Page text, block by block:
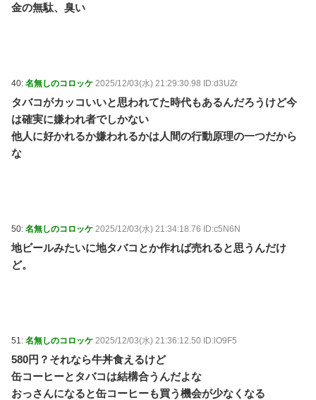
金の無駄、臭い
40: 名無しのコロッケ 2025/12/03(水) 21:29:30.98 ID:d3UZr
タバコがカッコいいと思われてた時代もあるんだろうけど今
は確実に嫌われ者でしかない
他人に好かれるか嫌われるかは人間の行動原理の一つだから
な
50: 名無しのコロッケ 2025/12/03(水) 21:34:18.76 ID:c5N6N
地ビールみたいに地タバコとか作れば売れると思うんだけ
ど。
51: 名無しのコロッケ 2025/12/03(水) 21:36:12.50 ID:lO9F5
580円？それなら牛丼食えるけど
缶コーヒーとタバコは結構合うんだよな
おっさんになると缶コーヒーも買う機会が少なくなる